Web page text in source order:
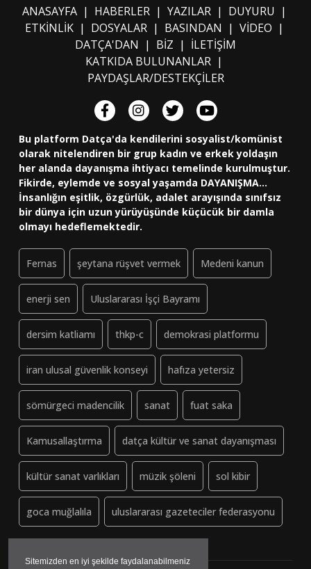
Sitemizden en iyi şekilde faydalanabilmeniz
ANASAYFA| HABERLER| YAZILAR| DUYURU |
ETKİNLİK| DOSYALAR| BASINDAN | VİDEO |
DATÇA'DAN | BİZ | İLETİŞİM
KATKIDA BULUNANLAR |
PAYDAŞLAR/DESTEKÇİLER
Bu platform Datça'da kendilerini sosyalist/komünist
olarak nitelendiren bir grup kadın ve erkek yoldaşın
her alanda dayanışma ihtiyacı temelinde kurulmuştur.
Fikirde, eylemde ve sosyal yaşamda DAYANIŞMA...
İnsanlığın eşitlik, özgürlük, adalet arayışında sınıfsız
bir dünya için uzun yürüyüşünde küçücük bir damla
olmayı hedeflemektedir.
Fernas şeytana rüşvet vermek Medeni kanun
enerji sen Uluslararası İşçi Bayramı
dersim katliamı thkp-c demokrasi platformu
iran ulusal güvenlik konseyi hafıza yetersiz
sömürgeci madencilik sanat fuat saka
Kamusallaştırma datça kültür ve sanat dayanışması
kültür sanat varlıkları müzik şöleni sol kibir
goca muğlalıla uluslararası gazeteciler federasyonu